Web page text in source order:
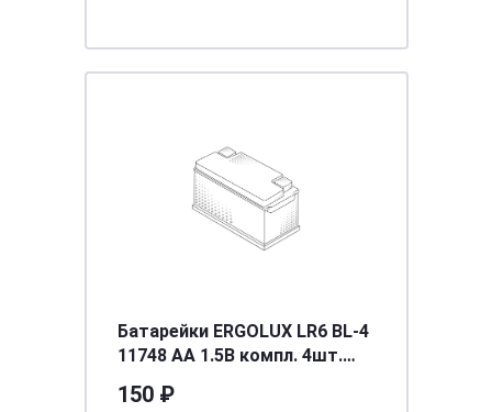
Батарейки ERGOLUX LR6 BL-4
11748 АА 1.5В компл. 4шт.
150 ₽